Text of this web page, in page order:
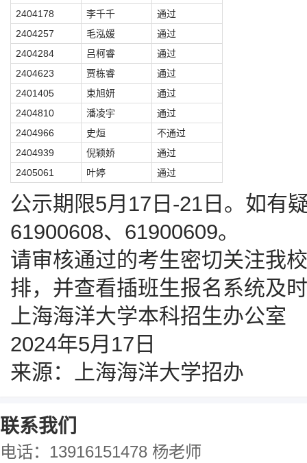
2404178
李千千
通过
2404257
毛泓媛
通过
2404284
吕柯睿
通过
2404623
贾栋睿
通过
2401405
束旭妍
通过
2404810
潘凌宇
通过
2404966
史烜
不通过
2404939
倪颖娇
通过
2405061
叶婷 通过
公示期限5月17日-21日。如有
61900608、61900609。
请审核通过的考生密切关注我
排，并查看插班生报名系统及
上海海洋大学本科招生办公室
2024年5月17日
来源：上海海洋大学招办
联系我们
电话：13916151478 杨老师